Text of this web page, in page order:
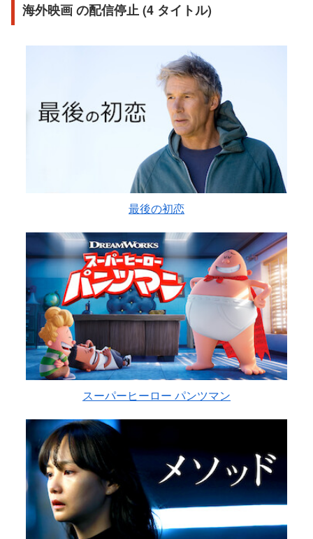
海外映画 の配信停止 (4 タイトル)
最後の初恋
スーパーヒーロー パンツマン